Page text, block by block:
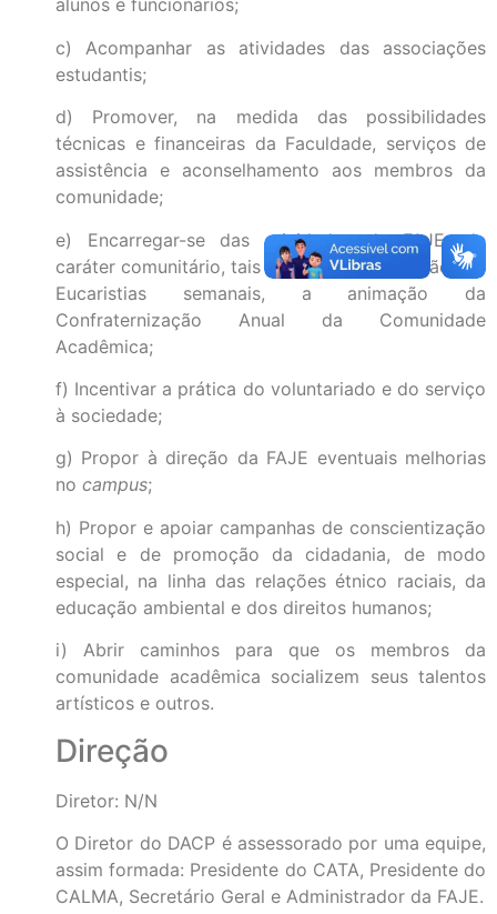
alunos e funcionários;
c) Acompanhar as atividades das associações
estudantis;
d) Promover, na medida das possibilidades
técnicas e financeiras da Faculdade, serviços de
assistência e aconselhamento aos membros da
comunidade;
e) Encarregar-se das atividades da FAJE, de
caráter comunitário, tais como: a coordenação das
Eucaristias semanais, a animação da
Confraternização Anual da Comunidade
Acadêmica;
f) Incentivar a prática do voluntariado e do serviço
à sociedade;
g) Propor à direção da FAJE eventuais melhorias
no campus;
h) Propor e apoiar campanhas de conscientização
social e de promoção da cidadania, de modo
especial, na linha das relações étnico raciais, da
educação ambiental e dos direitos humanos;
i) Abrir caminhos para que os membros da
comunidade acadêmica socializem seus talentos
artísticos e outros.
Direção
Diretor: N/N
O Diretor do DACP é assessorado por uma equipe,
assim formada: Presidente do CATA, Presidente do
CALMA, Secretário Geral e Administrador da FAJE.